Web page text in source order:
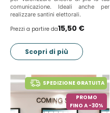
comunicazione. Ideali anche per
realizzare santini elettorali.
Prezzi a partire da15,50 €
Scopri di più
SPEDIZIONE GRATUITA
PROMO
FINO A -30%